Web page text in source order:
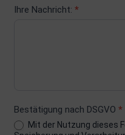
Ihre Nachricht:*
Bestätigung nach DSGVO*
Mit der Nutzung dieses